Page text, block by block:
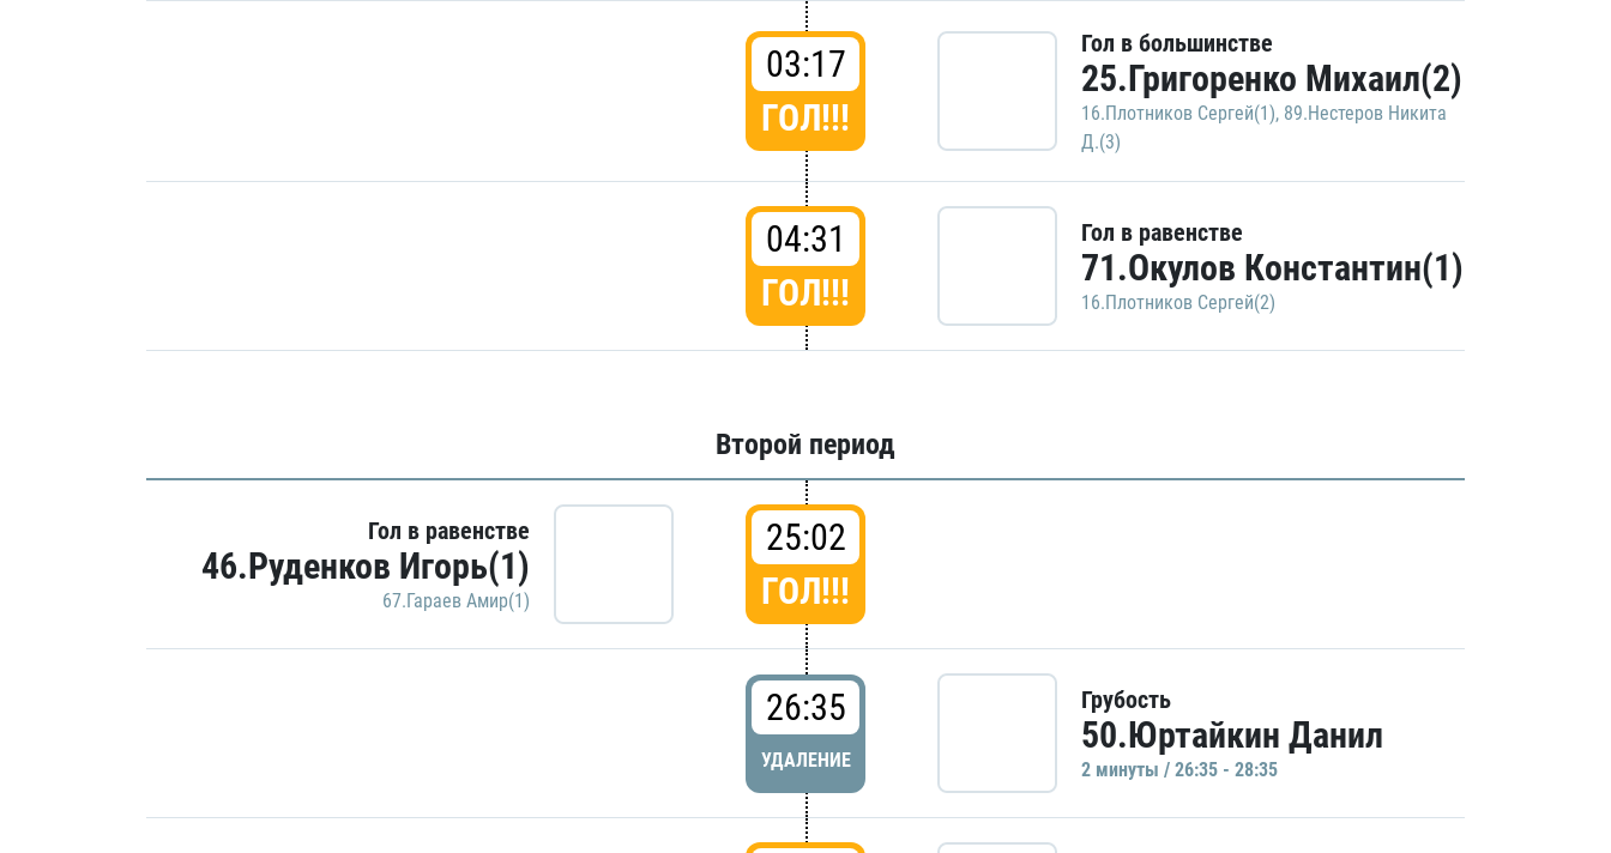
03:17
ГОЛ!!!
Гол в большинстве
25.Григоренко Михаил(2)
16.Плотников Сергей(1), 89.Нестеров Никита
Д.(3)
04:31
ГОЛ!!!
Гол в равенстве
71.Окулов Константин(1)
16.Плотников Сергей(2)
Второй период
Гол в равенстве
46.Руденков Игорь(1)
67.Гараев Амир(1)
25:02
ГОЛ!!!
26:35
УДАЛЕНИЕ
Грубость
50.Юртайкин Данил
2 минуты / 26:35 - 28:35